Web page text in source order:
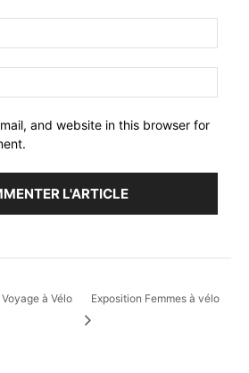
and website in this browser for
à Vélo Exposition Femmes à vélo